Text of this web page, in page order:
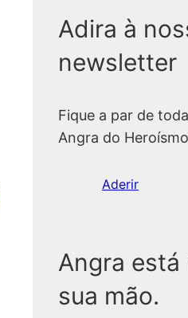
Adira à
newsletter
Fique a par de
Angra do
Aderir
Angra está
sua mão.